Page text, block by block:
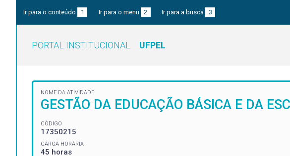
Ir para o conteúdo 1 Ir para o menu 2 Ir para a busca 3
PORTAL INSTITUCIONAL UFPEL
NOME DA ATIVIDADE
GESTÃO DA EDUCAÇÃO BÁSICA E DA
CÓDIGO
17350215
CARGA HORÁRIA
45 horas